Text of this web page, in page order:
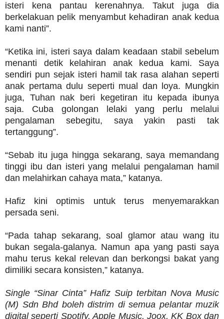
isteri kena pantau kerenahnya. Takut juga dia
berkelakuan pelik menyambut kehadiran anak kedua
kami nanti”.
“Ketika ini, isteri saya dalam keadaan stabil sebelum
menanti detik kelahiran anak kedua kami. Saya
sendiri pun sejak isteri hamil tak rasa alahan seperti
anak pertama dulu seperti mual dan loya. Mungkin
juga, Tuhan nak beri kegetiran itu kepada ibunya
saja. Cuba golongan lelaki yang perlu melalui
pengalaman sebegitu, saya yakin pasti tak
tertanggung”.
“Sebab itu juga hingga sekarang, saya memandang
tinggi ibu dan isteri yang melalui pengalaman hamil
dan melahirkan cahaya mata,” katanya.
Hafiz kini optimis untuk terus menyemarakkan
persada seni.
“Pada tahap sekarang, soal glamor atau wang itu
bukan segala-galanya. Namun apa yang pasti saya
mahu terus kekal relevan dan berkongsi bakat yang
dimiliki secara konsisten,” katanya.
Single “Sinar Cinta” Hafiz Suip terbitan Nova Music
(M) Sdn Bhd boleh distrim di semua pelantar muzik
digital seperti Spotify, Apple Music, Joox, KK Box dan